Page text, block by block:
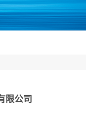
限公司